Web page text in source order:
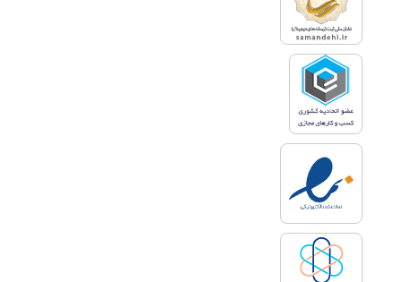
برای بهره‌مندی از خدمات مشاوره
آنلاین در کارمنتو، ابتدا لازم است
حوزه تخصصی مورد نظر خود را
انتخاب کنید. پس از آن، با مطالعه
پروفایل مشاوران و دیدگاه‌های سایر
کاربران، می‌توانید بهترین مشاور را
برای خود برگزینید. در مرحله بعد،
تصویری) و مدت زمان دلخواهتان را
مشخص نمایید. با انجام این مراحل،
فرآیند مشاوره با کارشناس مربوطه
آغاز خواهد شد.